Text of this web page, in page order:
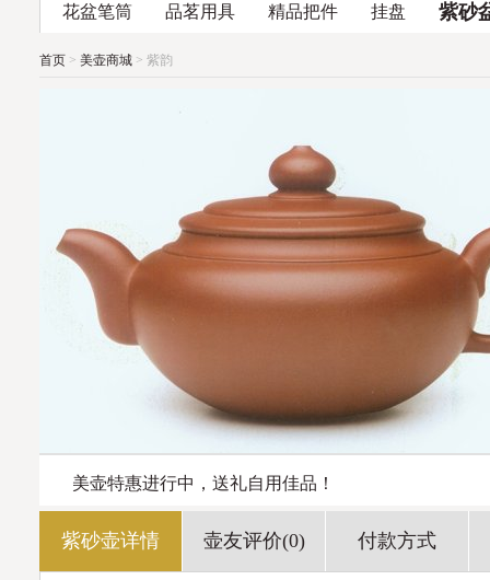
花盆笔筒
品茗用具 精品把件 挂盘 紫砂
首页 > 美壶商城 > 紫韵
美壶特惠进行中，送礼自用佳品！
紫砂壶详情 壶友评价(0) 付款方式